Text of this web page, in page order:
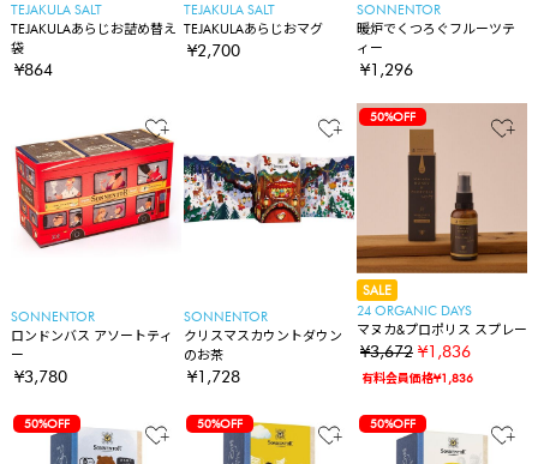
TEJAKULA SALT
TEJAKULAあらじお詰め替え
袋
¥864
TEJAKULA SALT
TEJAKULAあらじおマグ
¥2,700
SONNENTOR
暖炉でくつろぐフルーツテ
ィー
¥1,296
SONNENTOR
ロンドンバス アソートティ
ー
¥3,780
SONNENTOR
クリスマスカウントダウン
のお茶
¥1,728
50%OFF
SALE
24 ORGANIC DAYS
マヌカ&プロポリス スプレー
¥3,672 ¥1,836
有料会員価格¥1,836
50%OFF 50%OFF 50%OFF